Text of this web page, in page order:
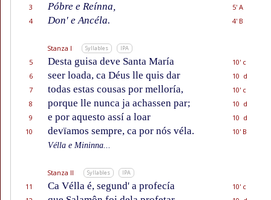
3
Póbre e Reínna,
5' A
4
Don' e Ancéla. 4' B
Stanza I Syllables IPA
5 Desta guisa deve Santa María
10' c
6
seer loada, ca Déus lle quis dar
10 d
7
todas estas cousas por melloría,
10' c
8
porque lle nunca ja achassen par;
10 d
9
e por aquesto assí a loar
10 d
10
devïamos sempre, ca por nós véla.
10' B
Vélla e Mininna...
Stanza II Syllables IPA
11 Ca Vélla é, segund' a profecía
10' c